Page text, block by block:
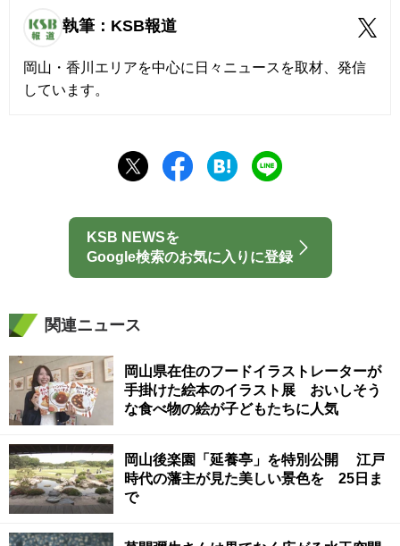
執筆：KSB報道
岡山・香川エリアを中心に日々ニュースを取材、発信
しています。
KSB NEWSを
Google検索のお気に入りに登録
関連ニュース
岡山県在住のフードイラストレーターが
手掛けた絵本のイラスト展 おいしそう
な食べ物の絵が子どもたちに人気
岡山後楽園「延養亭」を特別公開 江戸
時代の藩主が見た美しい景色を 25日ま
で